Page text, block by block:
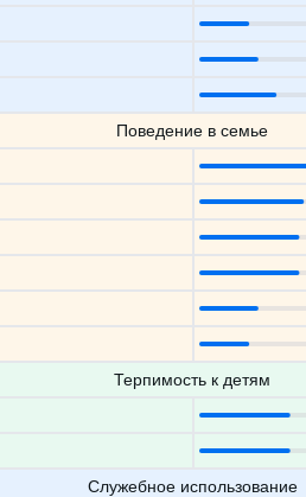
Поведение в семье
Терпимость к детям
Служебное использование